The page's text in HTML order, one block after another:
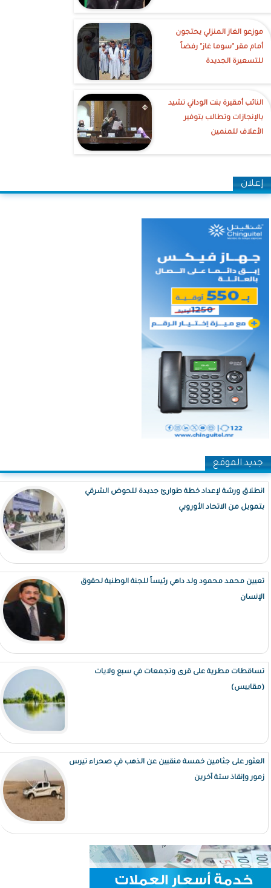
موزعو الغاز المنزلي يحتجون
أمام مقر "سوما غاز" رفضاً
للتسعيرة الجديدة
النائب أمقيرة بنت الوداني تشيد
بالإنجازات وتطالب بتوفير
الأعلاف للمنمين
إعلان
جديد الموقع
انطلاق ورشة لإعداد خطة طوارئ جديدة للحوض الشرقي
بتمويل من الاتحاد الأوروبي
تعيين محمد محمود ولد داهي رئيساً للجنة الوطنية لحقوق
الإنسان
تساقطات مطرية على قرى وتجمعات في سبع ولايات
(مقاييس)
العثور على جثامين خمسة منقبين عن الذهب في صحراء تيرس
زمور وإنقاذ ستة آخرين